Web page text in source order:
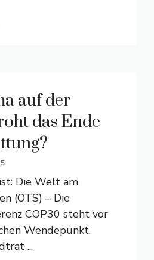
auf der
das Ende
Die Welt am
(OTS) – Die
COP30 steht vor
Wendepunkt.
...